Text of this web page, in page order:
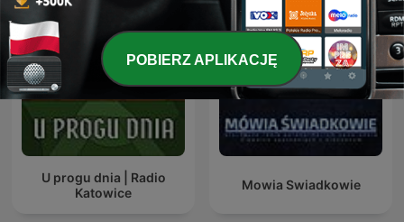
U progu dnia | Radio
Katowice
Mowia Swiadkowie
POBIERZ APLIKACJĘ